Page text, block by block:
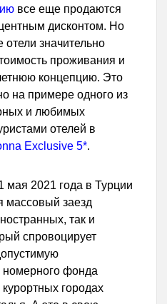
все еще продаются
дисконтом. Но
значительно
проживания и
концепцию. Это
на примере одного из
и любимых
отелей в
Exclusive 5*.
мая 2021 года в Турции
массовый заезд
так и
спровоцирует
номерного фонда
городах